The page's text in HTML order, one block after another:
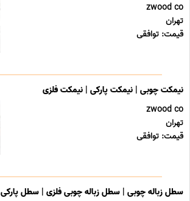
zwood co
تهران
قیمت: توافقی
نیمکت چوبی | نیمکت پارکی | نیمکت فلزی
zwood co
تهران
قیمت: توافقی
سطل زباله چوبی | سطل زباله چوبی فلزی | سطل پارکی